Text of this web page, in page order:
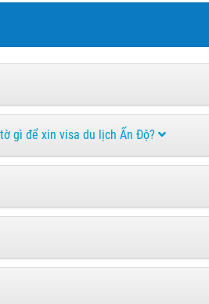
gì để xin visa du lịch Ấn Độ?